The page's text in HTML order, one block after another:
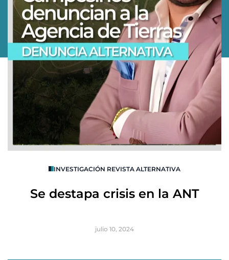
INVESTIGACIÓN REVISTA ALTERNATIVA
Se destapa crisis en la ANT
julio 10, 2024